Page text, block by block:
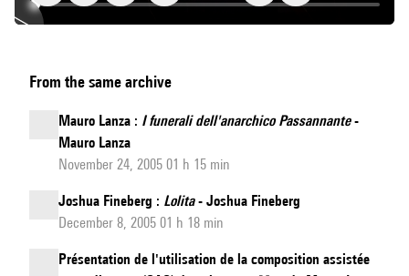
II,
violon
Daimonon,
From the same archive
Mauro Lanza : I funerali dell'anarchico Passannante-
Mauro Lanza
November 24, 2005 01 h 15 min
Joshua Fineberg : Lolita- Joshua Fineberg
December 8, 2005 01 h 18 min
Présentation de l'utilisation de la composition assistée